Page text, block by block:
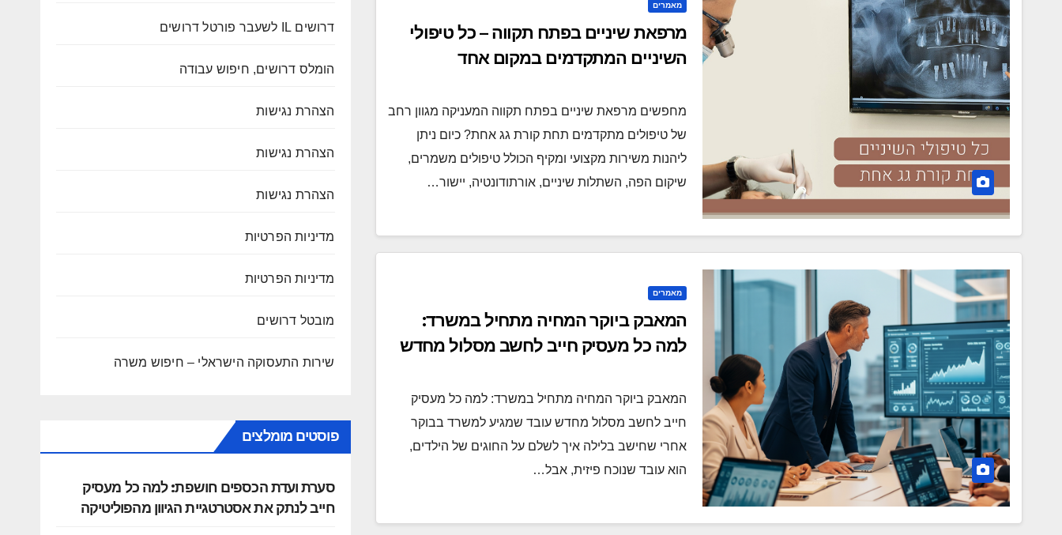
מאמרים
מרפאת שיניים בפתח תקווה – כל טיפולי
השיניים המתקדמים במקום אחד
מחפשים מרפאת שיניים בפתח תקווה המעניקה מגוון רחב
של טיפולים מתקדמים תחת קורת גג אחת? כיום ניתן
ליהנות משירות מקצועי ומקיף הכולל טיפולים משמרים,
שיקום הפה, השתלות שיניים, אורתודונטיה, יישור…
מאמרים
המאבק ביוקר המחיה מתחיל במשרד:
למה כל מעסיק חייב לחשב מסלול מחדש
המאבק ביוקר המחיה מתחיל במשרד: למה כל מעסיק
חייב לחשב מסלול מחדש עובד שמגיע למשרד בבוקר
אחרי שחישב בלילה איך לשלם על החוגים של הילדים,
הוא עובד שנוכח פיזית, אבל…
דרושים IL לשעבר פורטל דרושים
הומלס דרושים, חיפוש עבודה
הצהרת נגישות
הצהרת נגישות
הצהרת נגישות
מדיניות הפרטיות
מדיניות הפרטיות
מובטל דרושים
שירות התעסוקה הישראלי – חיפוש משרה
פוסטים מומלצים
סערת ועדת הכספים חושפת: למה כל מעסיק
חייב לנתק את אסטרטגיית הגיוון מהפוליטיקה